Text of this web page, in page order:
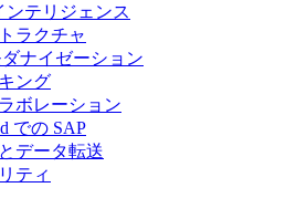
ンテリジェンス
ラクチャ
ナイゼーション
ング
ボレーション
での SAP
データ転送
ティ